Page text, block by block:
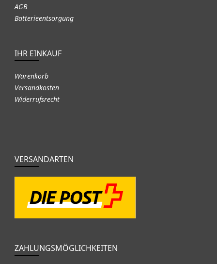
AGB
Batterieentsorgung
IHR EINKAUF
Warenkorb
Versandkosten
Widerrufsrecht
VERSANDARTEN
ZAHLUNGSMÖGLICHKEITEN